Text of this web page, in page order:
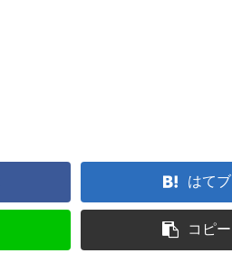
はてブ
コピー